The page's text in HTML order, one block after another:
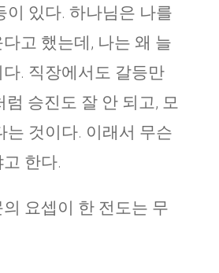
이 있다. 하나님은 나를
고 했는데, 나는 왜 늘
. 직장에서도 갈등만
럼 승진도 잘 안 되고, 모
는 것이다. 이래서 무슨
한다.
요셉이 한 전도는 무